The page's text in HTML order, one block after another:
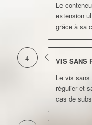
Le
extension
grâce à sa
4
VIS SANS
Le vis sans
régulier et
cas de